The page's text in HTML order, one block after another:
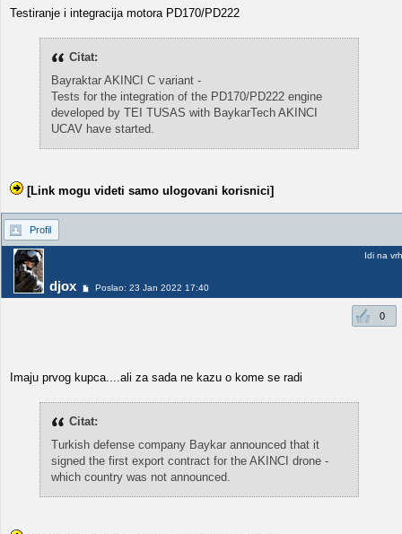
Testiranje i integracija motora PD170/PD222
Citat:
Bayraktar AKINCI C variant -
Tests for the integration of the PD170/PD222 engine
developed by TEI TUSAS with BaykarTech AKINCI
UCAV have started.
[Link mogu videti samo ulogovani korisnici]
Profil
djox Poslao: 23 Jan 2022 17:40
Idi na vrh
0
Imaju prvog kupca....ali za sada ne kazu o kome se radi
Citat:
Turkish defense company Baykar announced that it
signed the first export contract for the AKINCI drone -
which country was not announced.